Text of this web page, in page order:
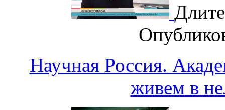
Научная Россия.
живем в